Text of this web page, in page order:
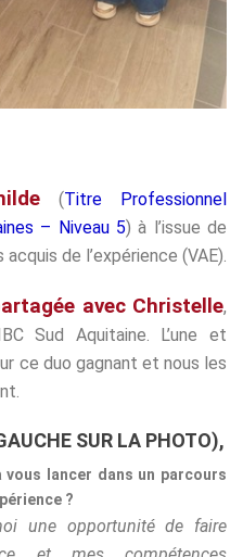
(Titre Professionnel
– Niveau 5) à l’issue de
de l’expérience (VAE).
avec Christelle,
Sud Aquitaine. L’une et
ce duo gagnant et nous les
SUR LA PHOTO),
vous lancer dans un parcours
?
une opportunité de faire